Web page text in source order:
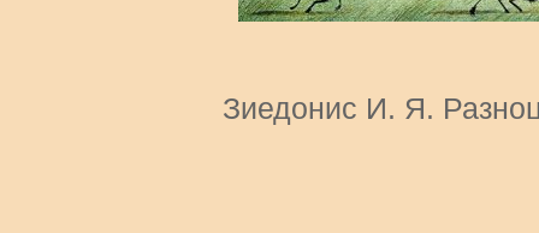
Зиедонис И. Я.